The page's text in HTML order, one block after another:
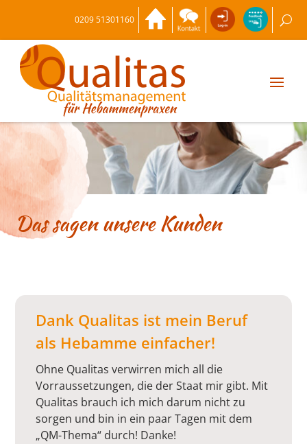
0209 51301160
Das sagen unsere Kunden
Dank Qualitas ist mein Beruf
als Hebamme einfacher!
Ohne Qualitas verwirren mich all die
Vorraussetzungen, die der Staat mir gibt. Mit
Qualitas brauch ich mich darum nicht zu
sorgen und bin in ein paar Tagen mit dem
„QM-Thema“ durch! Danke!